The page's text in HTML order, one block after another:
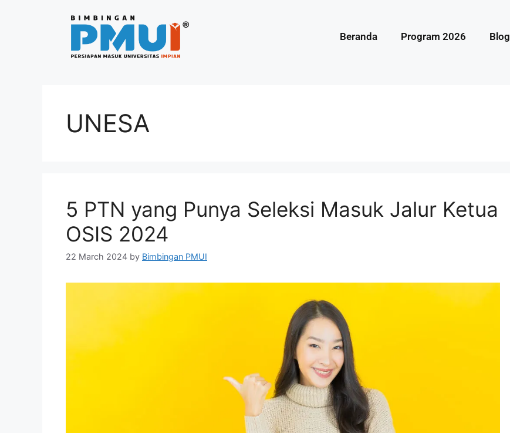
Beranda Program 2026 Blog
UNESA
5 PTN yang Punya Seleksi Masuk Jalur Ketua
OSIS 2024
22 March 2024 by Bimbingan PMUI